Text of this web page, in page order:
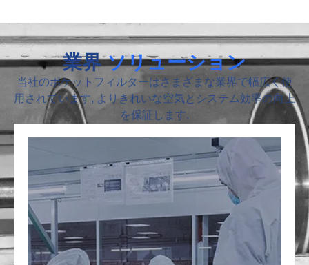
業界ソリューション
当社のポケットフィルターはさまざまな業界で幅広く使
用されています, よりきれいな空気とシステム効率の向上
を保証します.